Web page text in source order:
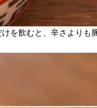
飲むと、辛さよりも